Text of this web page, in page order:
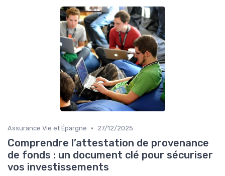
Assurance Vie et Épargne • 27/12/2025
Comprendre l’attestation de provenance
de fonds : un document clé pour sécuriser
vos investissements